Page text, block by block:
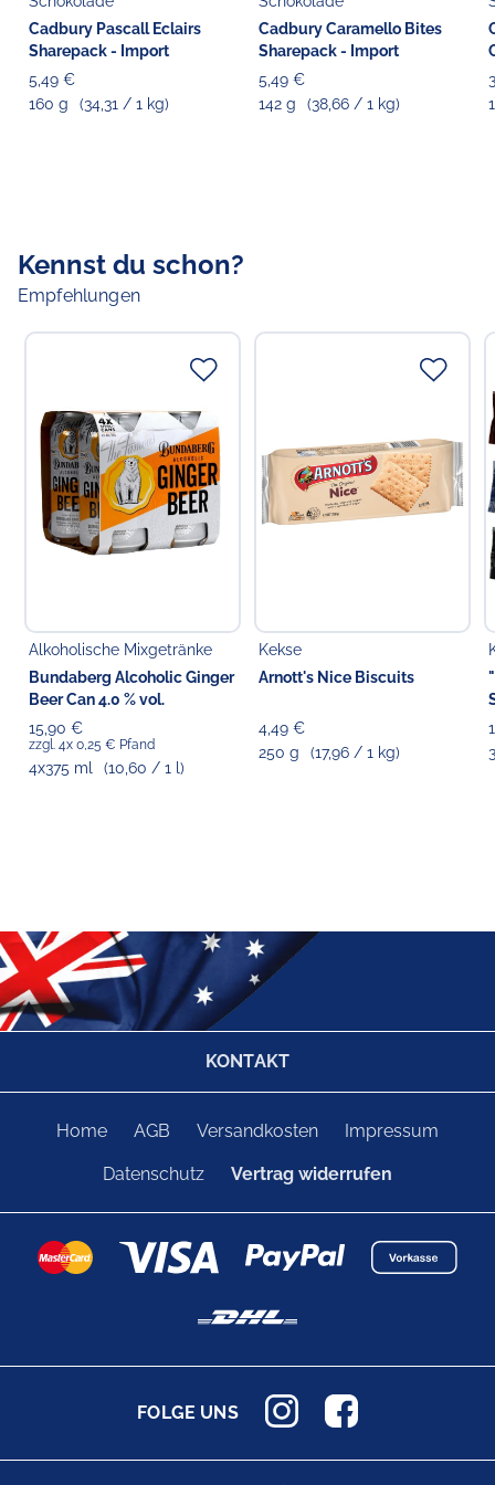
Cadbury Pascall Eclairs
Sharepack - Import
5,49 €
160 g
(34,31 / 1 kg)
Cadbury Caramello Bites
Sharepack - Import
5,49 €
142 g
(38,66 / 1 kg)
Kennst du schon?
Empfehlungen
Alkoholische Mixgetränke
Bundaberg Alcoholic Ginger
Beer Can 4.0 % vol.
15,90 €
zzgl. 4x 0,25 € Pfand
4x375 ml (10,60 / 1 l)
Kekse
Arnott's Nice Biscuits
4,49 €
250 g
(17,96 / 1 kg)
KONTAKT
Home AGB Versandkosten Impressum
Datenschutz Vertrag widerrufen
FOLGE UNS